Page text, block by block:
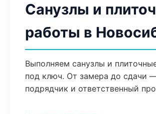
Санузлы и
работы в
Выполняем санузлы и
под ключ. От замера до сдачи
подрядчик и ответственный